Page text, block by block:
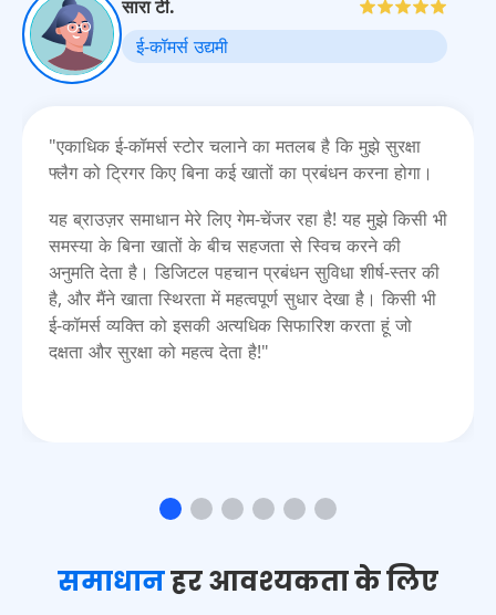
सारा टी.
ई-कॉमर्स उद्यमी
"एकाधिक ई-कॉमर्स स्टोर चलाने का मतलब है कि मुझे सुरक्षा
फ्लैग को ट्रिगर किए बिना कई खातों का प्रबंधन करना होगा।
यह ब्राउज़र समाधान मेरे लिए गेम-चेंजर रहा है! यह मुझे किसी भी
समस्या के बिना खातों के बीच सहजता से स्विच करने की
अनुमति देता है। डिजिटल पहचान प्रबंधन सुविधा शीर्ष-स्तर की
है, और मैंने खाता स्थिरता में महत्वपूर्ण सुधार देखा है। किसी भी
ई-कॉमर्स व्यक्ति को इसकी अत्यधिक सिफारिश करता हूं जो
दक्षता और सुरक्षा को महत्व देता है!"
समाधानहर आवश्यकता के लिए